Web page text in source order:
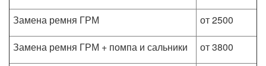
Замена ремня ГРМ
от 2500
Замена ремня ГРМ + помпа и сальники
от 3800